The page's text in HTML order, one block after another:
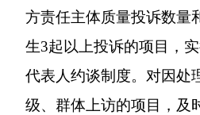
方责任主体质量投诉数量
生3起以上投诉的项目，
代表人约谈制度。对因处
级、群体上访的项目，及